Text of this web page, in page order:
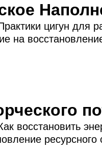
восстановить
ресурсного
цигун для
на